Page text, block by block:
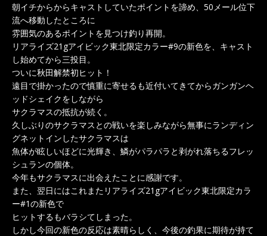
朝イチからからキャストしていたポイントを諦め、50メール位下
流へ移動したところに
雰囲気のあるポイントを見つけ釣り再開。
リアライズ21gアイビック東北限定カラー#9の新色を、キャスト
し始めてから三投目。
ついに秋田解禁初ヒット！
遠目で掛かったので慎重に寄せるも近付いてきてからガンガンヘ
ッドシェイクをしながら
サクラマスの抵抗が続く。
久しぶりのサクラマスとの戦いを楽しみながら無事にランディン
グネットインしたサクラマスは
魚体が眩しいほどに光輝き、鱗がパラパラと剥がれ落ちるフレッ
シュランの個体。
今年もサクラマスに出会えたことに感謝です。
また、翌日にはこれまたリアライズ21gアイビック東北限定カラ
ー#1の新色で
ヒットするもバラシてしまった。
しかし今回の新色の反応は素晴らしく、今後の釣果に期待が持て